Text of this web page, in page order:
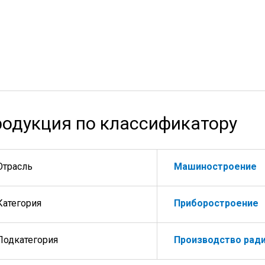
по классификатору
Машиностроение
Приборостроение
Производство